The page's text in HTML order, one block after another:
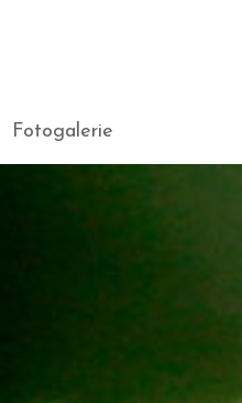
Fotogalerie